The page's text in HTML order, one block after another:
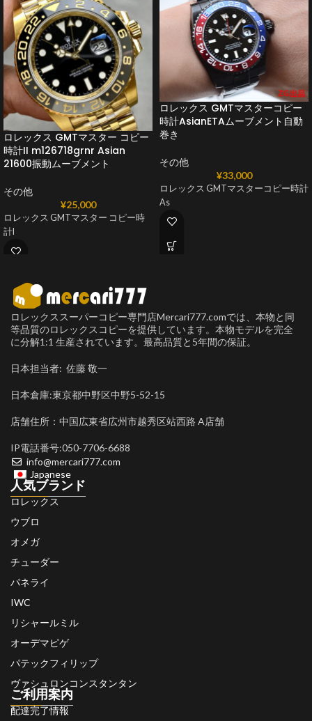
ロレックス GMTマスター コピー
時計II m126718grnr Asian
21600振動ムーブメント
その他
¥25,000
ロレックス GMTマスター コピー時
計I
ロレックス GMTマスターコピー
時計AsianETAムーブメント自動
巻き
その他
¥33,000
ロレックス GMTマスターコピー時計
As
ロレックススーパーコピー専門店Mercari777.comでは、本物と同
等品質のロレックスコピーを提供しています。本物モデルを完全
に分解1:1 生産されています。最高品質と5年間の保証。
日本担当者: 佐藤 敬一
日本倉庫:東京都中野区中野5-52-15
店舗住所：中国広東省広州市越秀区站西路 A店舗
IP電話番号:050-7706-6688
info@mercari777.com
Japanese
人気ブランド
ロレックス
ウブロ
オメガ
チューダー
パネライ
IWC
リシャールミル
オーデマピゲ
パテックフィリップ
ヴァシュロンコンスタンタン
ご利用案内
配達完了情報